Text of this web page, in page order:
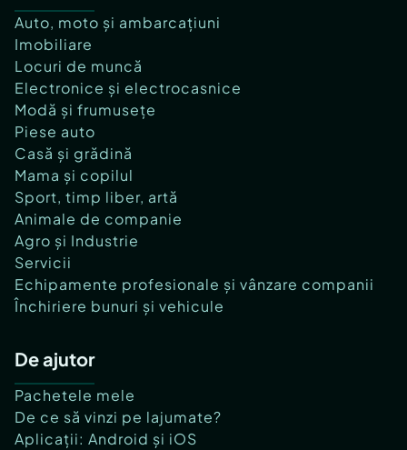
Auto, moto și ambarcațiuni
Imobiliare
Locuri de muncă
Electronice și electrocasnice
Modă și frumusețe
Piese auto
Casă și grădină
Mama și copilul
Sport, timp liber, artă
Animale de companie
Agro și Industrie
Servicii
Echipamente profesionale și vânzare companii
Închiriere bunuri și vehicule
De ajutor
Pachetele mele
De ce să vinzi pe lajumate?
Aplicații: Android și iOS